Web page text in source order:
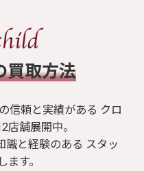
買取方法
信頼と実績がある クロ
店舗展開中。
識と経験のある スタッ
す。